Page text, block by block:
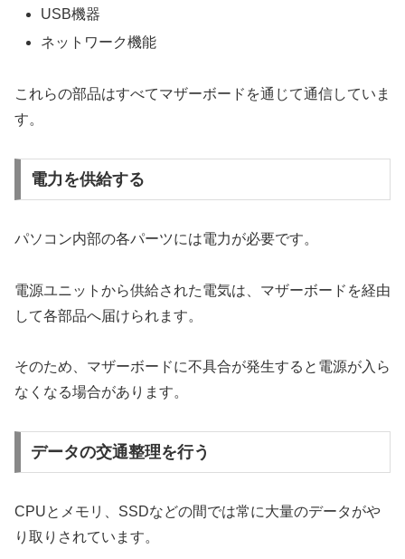
USB機器
ネットワーク機能
これらの部品はすべてマザーボードを通じて通信していま
す。
電力を供給する
パソコン内部の各パーツには電力が必要です。
電源ユニットから供給された電気は、マザーボードを経由
して各部品へ届けられます。
そのため、マザーボードに不具合が発生すると電源が入ら
なくなる場合があります。
データの交通整理を行う
CPUとメモリ、SSDなどの間では常に大量のデータがや
り取りされています。